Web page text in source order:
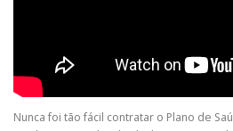
Nunca foi tão fácil contratar o Plano de